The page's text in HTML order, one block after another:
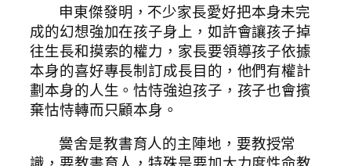
申東傑發明，不少家長愛好把本身未完
成的幻想強加在孩子身上，如許會讓孩子掉
往生長和摸索的權力，家長要領導孩子依據
本身的喜好專長制訂成長目的，他們有權計
劃本身的人生。怙恃強迫孩子，孩子也會擯
棄怙恃轉而只顧本身。
黌舍是教書育人的主陣地，要教授常